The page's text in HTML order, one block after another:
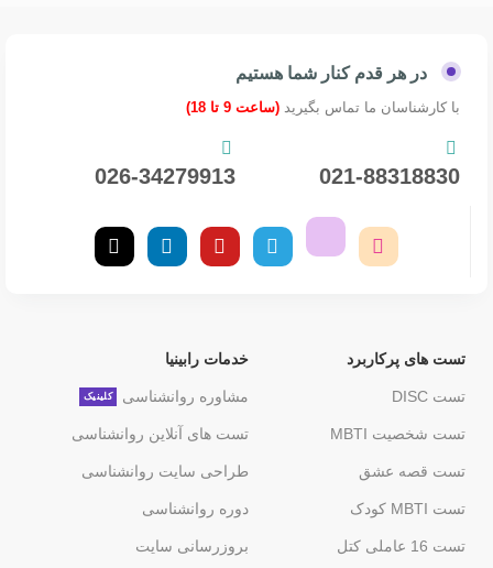
در هر قدم کنار شما هستیم
با کارشناسان ما تماس بگیرید (ساعت 9 تا 18)
021-88318830
026-34279913
تست های پرکاربرد
تست DISC
تست شخصیت MBTI
تست قصه عشق
تست MBTI کودک
تست 16 عاملی کتل
خدمات رابینیا
مشاوره روانشناسی کلینیک
تست های آنلاین روانشناسی
طراحی سایت روانشناسی
دوره روانشناسی
بروزرسانی سایت